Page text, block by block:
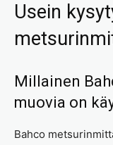
Usein
Millainen
muovia on
Bahco